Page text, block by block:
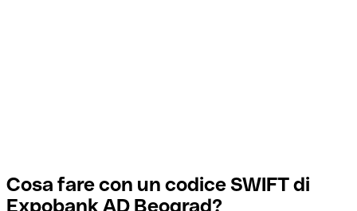
Cosa fare con un codice SWIFT di
Expobank AD Beograd?